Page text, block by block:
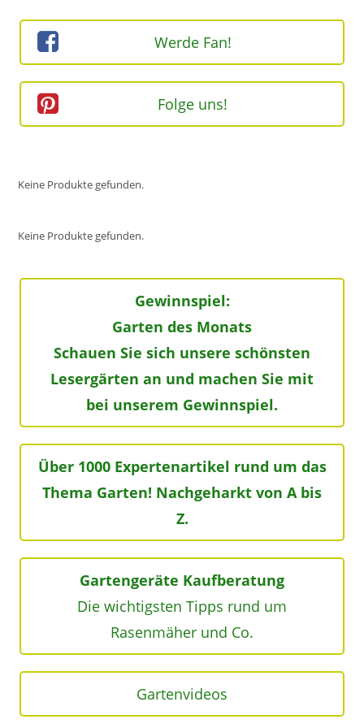
Werde Fan!
Folge uns!
Keine Produkte gefunden.
Keine Produkte gefunden.
Gewinnspiel:
Garten des Monats
Schauen Sie sich unsere schönsten
Lesergärten an und machen Sie mit
bei unserem Gewinnspiel.
Über 1000 Expertenartikel rund um das
Thema Garten! Nachgeharkt von A bis
Z.
Gartengeräte Kaufberatung
Die wichtigsten Tipps rund um
Rasenmäher und Co.
Gartenvideos